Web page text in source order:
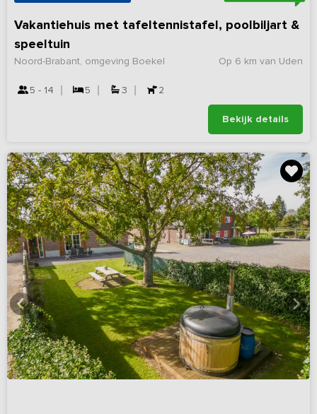
Vakantiehuis met tafeltennistafel, poolbiljart &
speeltuin
Op 6 km van Uden
Noord-Brabant, omgeving Boekel
5 - 14 5 3 2
Bekijk details